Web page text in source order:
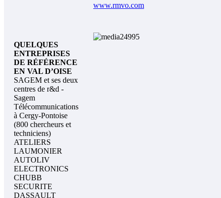
www.rmvo.com
QUELQUES
ENTREPRISES
DE RÉFÉRENCE
EN VAL D’OISE
SAGEM et ses deux
centres de r&d -
Sagem
Télécommunications
à Cergy-Pontoise
(800 chercheurs et
techniciens)
ATELIERS
LAUMONIER
AUTOLIV
ELECTRONICS
CHUBB
SECURITE
DASSAULT